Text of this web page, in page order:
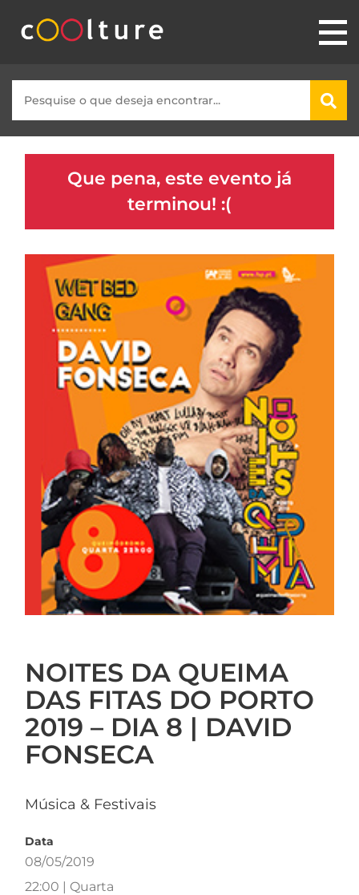
Que pena, este evento já
terminou! :(
NOITES DA QUEIMA
DAS FITAS DO PORTO
2019 – DIA 8 | DAVID
FONSECA
Música & Festivais
Data
08/05/2019
22:00 | Quarta